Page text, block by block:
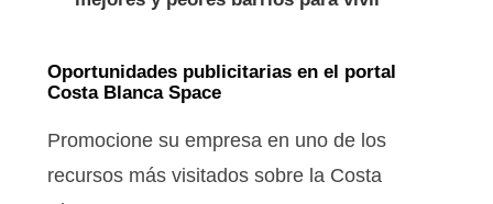
Oportunidades publicitarias en el portal
Costa Blanca Space
Promocione su empresa en uno de los
recursos más visitados sobre la Costa